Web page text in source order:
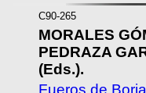
C90-265
MORALES
PEDRAZA
(Eds.).
Fueros de